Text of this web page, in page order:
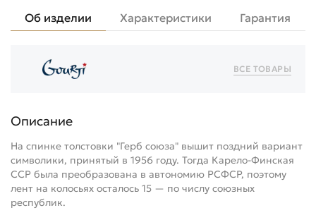
Об изделии Характеристики Гарантия
ВСЕ ТОВАРЫ
Описание
На спинке толстовки "Герб союза" вышит поздний вариант
символики, принятый в 1956 году. Тогда Карело-Финская
ССР была преобразована в автономию РСФСР, поэтому
лент на колосьях осталось 15 — по числу союзных
республик.